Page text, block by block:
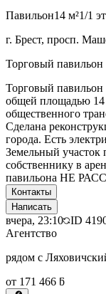
Павильон14 м²1/1
г. Брест, просп.
Торговый павильон
Торговый павильон
общей площадью 14
общественного
Сделана
города. Есть
Земельный участок
собственнику в
павильона НЕ
Контакты
Написать
вчера, 23:10 ID
Агентство
рядом с
от 171 466 ƃ